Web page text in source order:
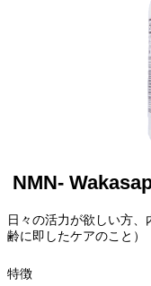
NMN-
日々の活力が欲しい方
齢に即したケアのこと）
特徴